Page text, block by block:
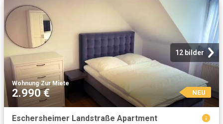
12 bilder
Wohnung·Zur Miete
2.990 € NEU
Eschersheimer Landstraße Apartment